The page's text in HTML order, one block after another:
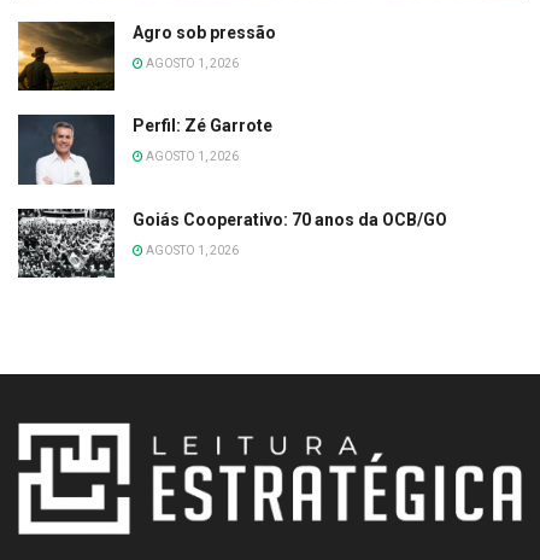
Agro sob pressão
AGOSTO 1, 2026
Perfil: Zé Garrote
AGOSTO 1, 2026
Goiás Cooperativo: 70 anos da OCB/GO
AGOSTO 1, 2026